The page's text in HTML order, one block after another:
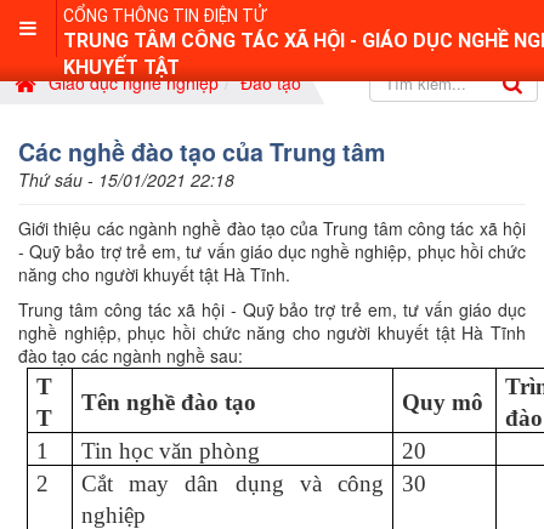
CỔNG THÔNG TIN ĐIỆN TỬ
TRUNG TÂM CÔNG TÁC XÃ HỘI - GIÁO DỤC NGHỀ
KHUYẾT TẬT
Giáo dục nghề nghiệp Đào tạo
Các nghề đào tạo của Trung tâm
Thứ sáu - 15/01/2021 22:18
Giới thiệu các ngành nghề đào tạo của Trung tâm công tác xã hội
- Quỹ bảo trợ trẻ em, tư vấn giáo dục nghề nghiệp, phục hồi chức
năng cho người khuyết tật Hà Tĩnh.
Trung tâm công tác xã hội - Quỹ bảo trợ trẻ em, tư vấn giáo dục
nghề nghiệp, phục hồi chức năng cho người khuyết tật Hà Tĩnh
đào tạo các ngành nghề sau:
T
T
Tên nghề đào tạo Quy mô
1
Tin học văn phòng
20
2
Cắt may dân dụng và công
nghiệp
30